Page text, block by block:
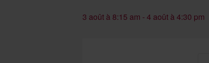
3 août à 8:15 am -4 août à 4:30 pm